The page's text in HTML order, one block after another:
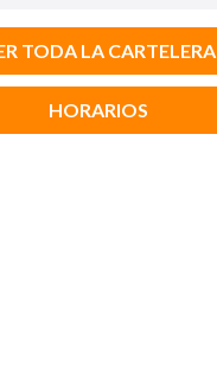
TODA LA CARTELERA
HORARIOS